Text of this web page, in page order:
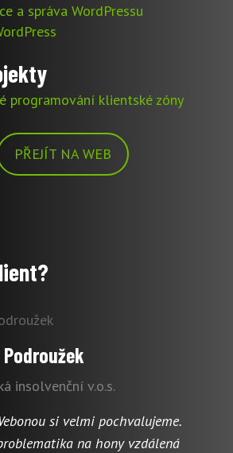
a správa WordPressu
programování klientské zóny
PŘEJÍT NA WEB
insolvenční v.o.s.
si velmi pochvalujeme.
na hony vzdálená